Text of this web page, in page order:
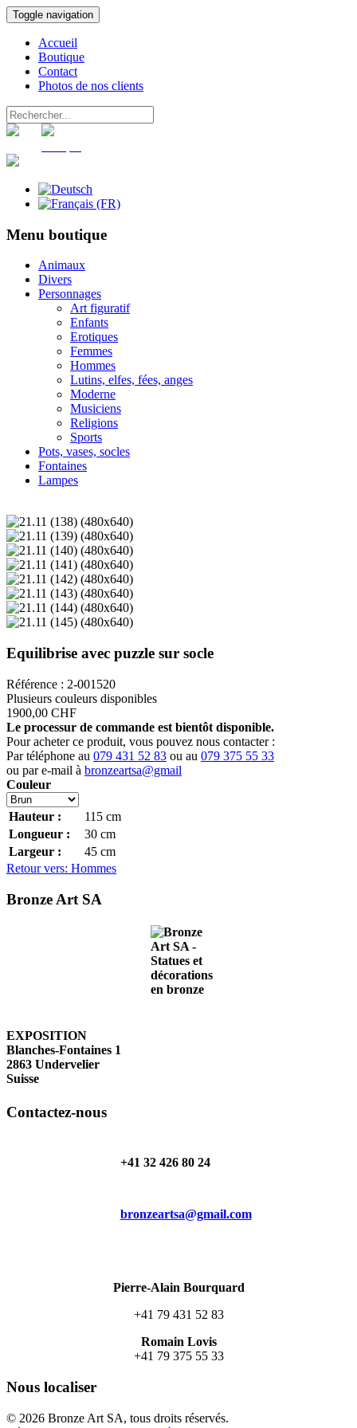
Toggle navigation
Accueil
Boutique
Contact
Photos de nos clients
Menu boutique
Animaux
Divers
Personnages
Art figuratif
Enfants
Erotiques
Femmes
Hommes
Lutins, elfes, fées, anges
Moderne
Musiciens
Religions
Sports
Pots, vases, socles
Fontaines
Lampes
Equilibrise avec puzzle sur socle
Référence : 2-001520
Plusieurs couleurs disponibles
1900,00 CHF
Le processur de commande est bientôt disponible.
Pour acheter ce produit, vous pouvez nous contacter :
Par téléphone au 079 431 52 83 ou au 079 375 55 33
ou par e-mail à bronzeartsa@gmail
Couleur
Hauteur : 115 cm
Longueur :
30 cm
Largeur :
45 cm
Retour vers: Hommes
Bronze Art SA
EXPOSITION
Blanches-Fontaines 1
2863 Undervelier
Suisse
Contactez-nous
+41 32 426 80 24
bronzeartsa@gmail.com
Pierre-Alain Bourquard
+41 79 431 52 83
Romain Lovis
+41 79 375 55 33
Nous localiser
© 2026 Bronze Art SA, tous droits réservés.